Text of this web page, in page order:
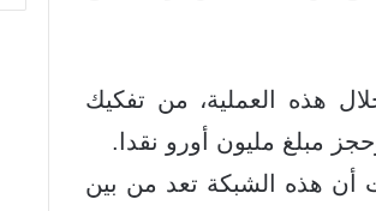
هذه العملية، من تفكيك
مبلغ مليون أورو نقدا.
أن هذه الشبكة تعد من بين